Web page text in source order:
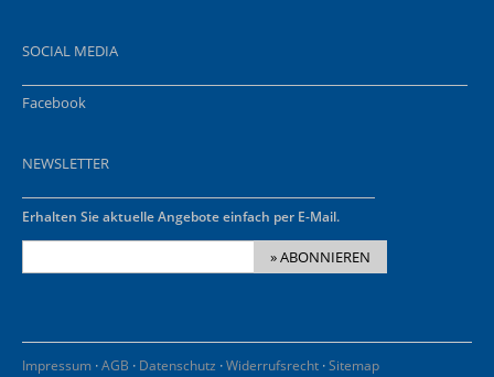
SOCIAL MEDIA
Facebook
NEWSLETTER
Erhalten Sie aktuelle Angebote einfach per E-Mail.
» ABONNIEREN
Impressum ·AGB · Datenschutz ·Widerrufsrecht ·Sitemap